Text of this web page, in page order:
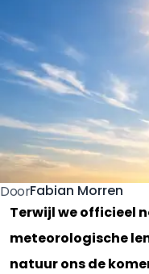
DoorFabian Morren
Terwijl we officieel
meteorologische
natuur ons de